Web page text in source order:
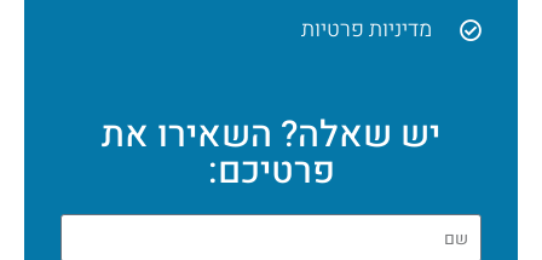
מדיניות פרטיות
יש שאלה? השאירו את
פרטיכם: